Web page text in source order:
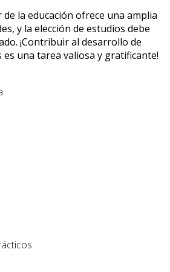
la educación ofrece una amplia
y la elección de estudios debe
¡Contribuir al desarrollo de
una tarea valiosa y gratificante!